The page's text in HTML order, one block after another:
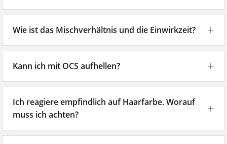
Wie ist das Mischverhältnis und die Einwirkzeit?
Kann ich mit OCS aufhellen?
Ich reagiere empfindlich auf Haarfarbe. Worauf
muss ich achten?